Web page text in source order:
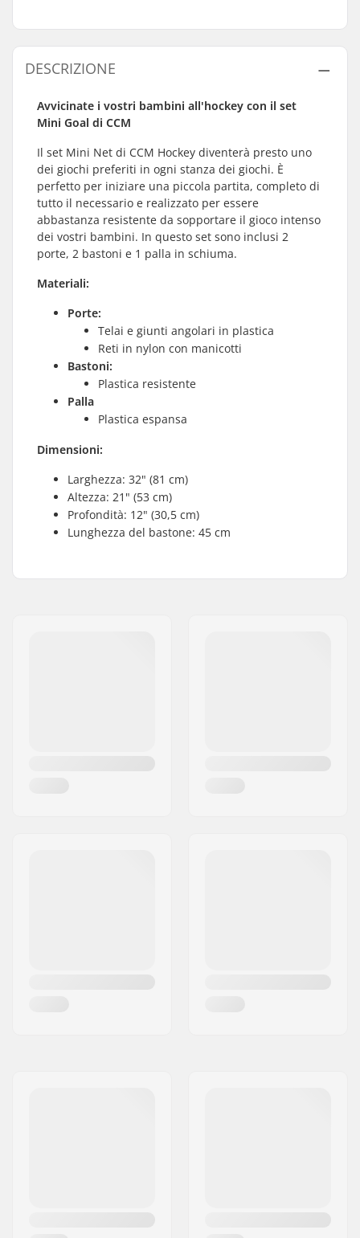
DESCRIZIONE
Avvicinate i vostri bambini all'hockey con il set
Mini Goal di CCM
Il set Mini Net di CCM Hockey diventerà presto uno
dei giochi preferiti in ogni stanza dei giochi. È
perfetto per iniziare una piccola partita, completo di
tutto il necessario e realizzato per essere
abbastanza resistente da sopportare il gioco intenso
dei vostri bambini. In questo set sono inclusi 2
porte, 2 bastoni e 1 palla in schiuma.
Materiali:
Porte:
Telai e giunti angolari in plastica
Reti in nylon con manicotti
Bastoni:
Plastica resistente
Palla
Plastica espansa
Dimensioni:
Larghezza: 32" (81 cm)
Altezza: 21" (53 cm)
Profondità: 12" (30,5 cm)
Lunghezza del bastone: 45 cm